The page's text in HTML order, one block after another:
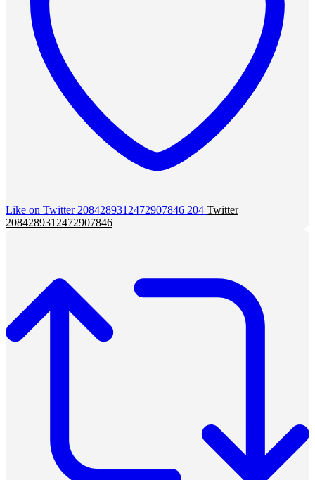
Like on Twitter 2084289312472907846 204 Twitter
2084289312472907846